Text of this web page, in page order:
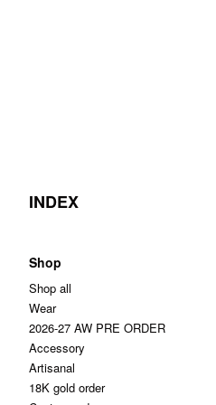
INDEX
Shop
Shop all
Wear
2026-27 AW PRE ORDER
Accessory
Artisanal
18K gold order